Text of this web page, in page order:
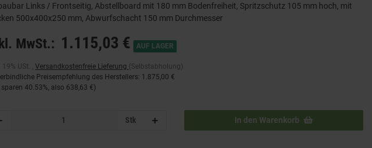
Links / Frontseitig, Abstellboard mit 180 mm Bodenfreiheit, Spritzschutz 105 mm hoch, mit
500x400x250 mm, Abwurfschacht 150 mm Durchmesser
MwSt.: 1.115,03 € AUF LAGER
USt. , Versandkostenfreie Lieferung (Selbstabholung)
Preisempfehlung des Herstellers: 1.875,00 €
sparen 40.53%, also 638,63 €)
Stk In den Warenkorb